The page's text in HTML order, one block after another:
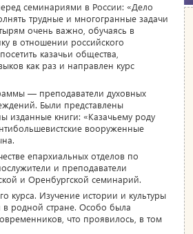
семинариями в России: «Дело
трудные и многогранные задачи
очень важно, обучаясь в
в отношении российского
казачьи общества,
как раз и направлен курс
— преподаватели духовных
Были представлены
изданные книги: «Казачьему роду
вооруженные
епархиальных отделов по
и преподаватели
и Оренбургской семинарий.
курса. Изучение истории и культуры
в родной стране. Особо была
что проявилось, в том